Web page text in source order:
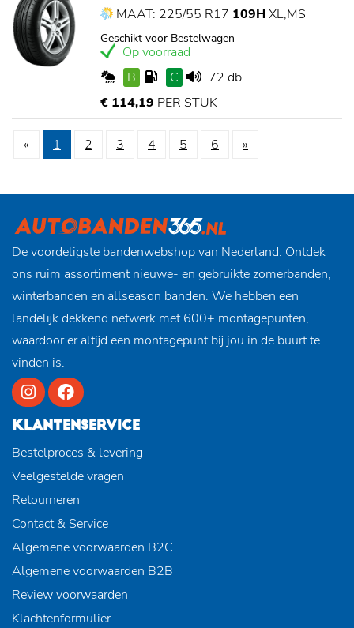
MAAT: 225/55 R17 109HXL,MS
Geschikt voor Bestelwagen
Op voorraad
B
C
72 db
€ 114,19 PER STUK
« 1 2 3 4 5 6 »
De voordeligste bandenwebshop van Nederland. Ontdek
ons ruim assortiment nieuwe- en gebruikte zomerbanden,
winterbanden en allseason banden. We hebben een
landelijk dekkend netwerk met 600+ montagepunten,
waardoor er altijd een montagepunt bij jou in de buurt te
vinden is.
KLANTENSERVICE
Bestelproces & levering
Veelgestelde vragen
Retourneren
Contact & Service
Algemene voorwaarden B2C
Algemene voorwaarden B2B
Review voorwaarden
Klachtenformulier